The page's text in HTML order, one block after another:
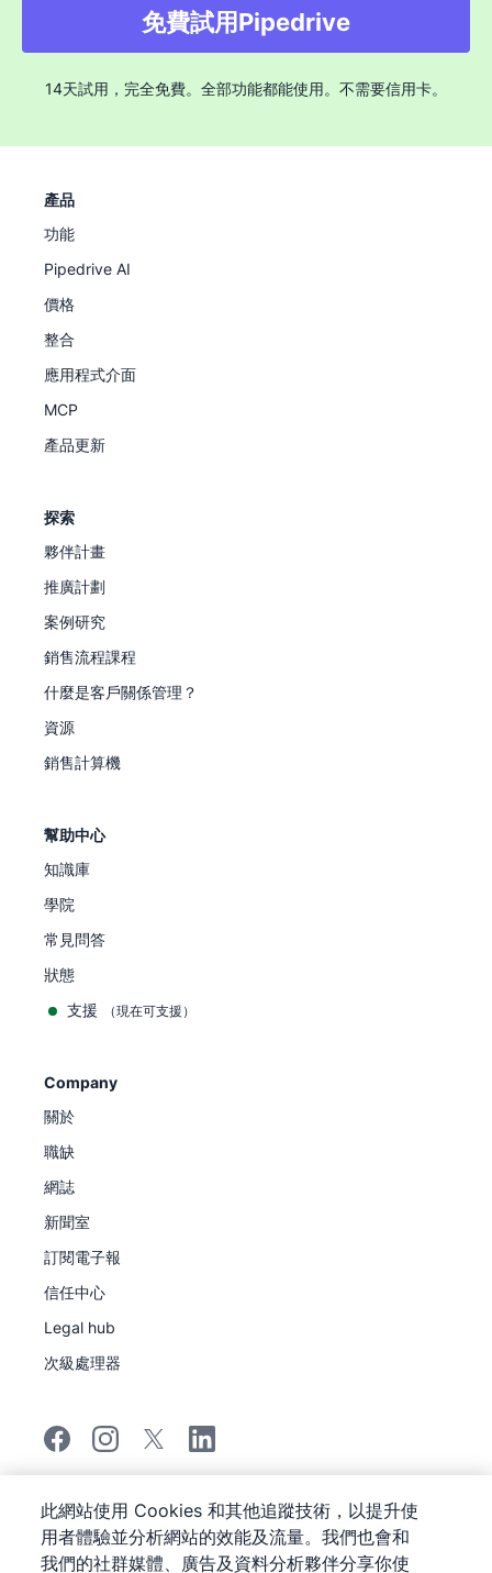
長度則是潛在客戶從進入銷售流程到成交所花費
的平均時間。
行銷獲取的客戶比率代表透過行銷產生的新生意占比。
取得成本的收回時間是指收回客戶取得成本投資所需要的
以上是一些可以用 CRM 計算的最強大指標，以便了解行
告與聊天功能等好用的工具，行銷人員就能節省時間並快
速看到他們努力帶來的影響。
免費試用Pipedrive
14天試用，完全免費。全部功能都能使用。不需要信用卡。
產品
功能
Pipedrive AI
價格
整合
應用程式介面
MCP
產品更新
探索
夥伴計畫
推廣計劃
案例研究
銷售流程課程
什麼是客戶關係管理？
資源
銷售計算機
幫助中心
知識庫
學院
常見問答
狀態
支援
（現在可支援）
Company
關於
職缺
網誌
新聞室
訂閱電子報
信任中心
Legal hub
次級處理器
Pipedrive
服務條款
Pipedrive
隱私聲明
此網站使用 Cookies 和其他追蹤技術，以提升使
用者體驗並分析網站的效能及流量。我們也會和
我們的社群媒體、廣告及資料分析夥伴分享你使